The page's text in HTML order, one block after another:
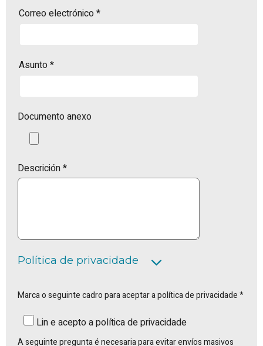
Correo electrónico*
Asunto*
Documento anexo
Descrición *
Política de privacidade
Marca o seguinte cadro para aceptar a política de privacidade *
Lin e acepto a política de privacidade
A seguinte pregunta é necesaria para evitar envíos masivos